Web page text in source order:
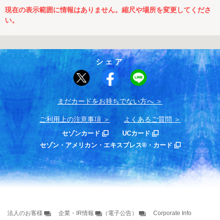
現在の表示範囲に情報はありません。縮尺や場所を変更してくださ
い。
シェア
まだカードをお持ちでない⽅へ
ご利用上の注意事項 よくあるご質問
セゾンカード
UCカード
セゾン・アメリカン・エキスプレス®・カード
法人のお客様 企業・IR情報 （電子公告） Corporate Info